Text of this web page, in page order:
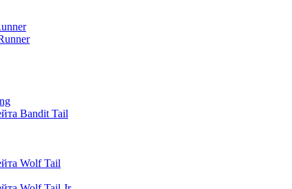
Bandit Tail
Wolf Tail